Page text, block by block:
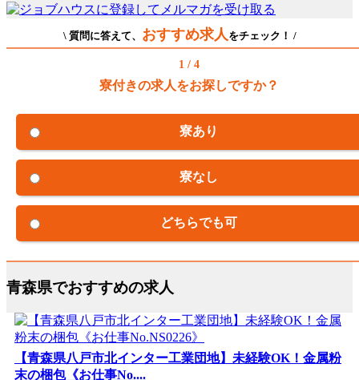
\ 質問に答えて、 おすすめ求人 をチェック！ /
1 / 4
寮付きの求人をお探しですか？
寮あり
寮なし
どちらでも可
青森県でおすすめの求人
【青森県八戸市北インター工業団地】未経験OK！金属粉
末の梱包《お仕事No....